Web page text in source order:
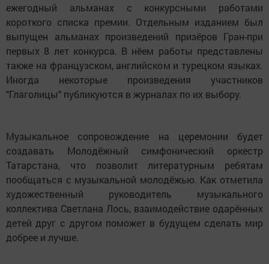
ежегодный альманах с конкурсными работами
короткого списка премии. Отдельным изданием был
выпущен альманах произведений призёров Гран-при
первых 8 лет конкурса. В нёем работы представлены
также на французском, английском и турецком языках.
Иногда некоторые произведения участников
"Глаголицы" публикуются в журналах по их выбору.
Музыкальное сопровождение на церемонии будет
создавать Молодёжный симфонический оркестр
Татарстана, что позволит литературным ребятам
пообщаться с музыкальной молодёжью. Как отметила
художественный руководитель музыкального
коллектива Светлана Лось, взаимодействие одарённых
детей друг с другом поможет в будущем сделать мир
добрее и лучше.